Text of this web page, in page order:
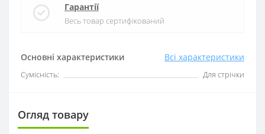
Основні характеристики Всі характеристики
Сумісність: Для стрічки
Гарантії
Весь товар сертифікований
Огляд товару